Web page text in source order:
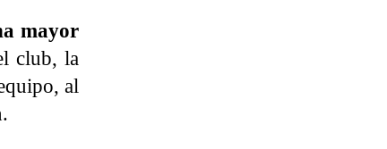
mayor
club, la
al